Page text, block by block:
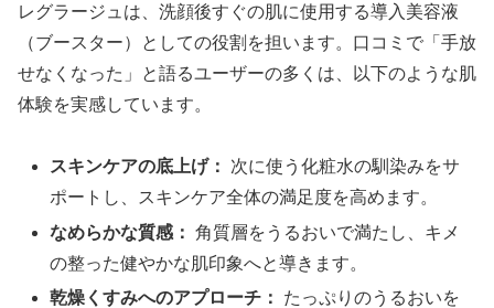
レグラージュは、洗顔後すぐの肌に使用する導入美容液
（ブースター）としての役割を担います。口コミで「手放
せなくなった」と語るユーザーの多くは、以下のような肌
体験を実感しています。
スキンケアの底上げ：
次に使う化粧水の馴染みをサ
ポートし、スキンケア全体の満足度を高めます。
なめらかな質感： 角質層をうるおいで満たし、キメ
の整った健やかな肌印象へと導きます。
乾燥くすみへのアプローチ：
たっぷりのうるおいを